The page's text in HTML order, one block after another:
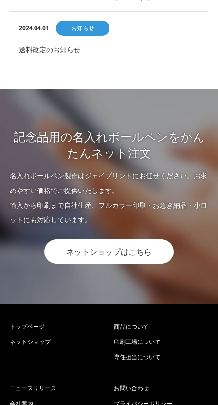
2024.04.01 お知らせ
送料改定のお知らせ
記念品用の名入れボールペンをかん
たんネット注文
名入れボールペン製作はジェイプリントにお任せください。お求
めやすい価格でご提供いたします。
輸入から印刷まで自社生産、フルカラー印刷・お急ぎ納品・小ロ
ットにも対応しています。
ネットショップはこちら
トップページ
ネットショップ
商品について
印刷工場について
専任担当について
ニュースリリース
会社案内
お問い合わせ
プライバシーポリシー